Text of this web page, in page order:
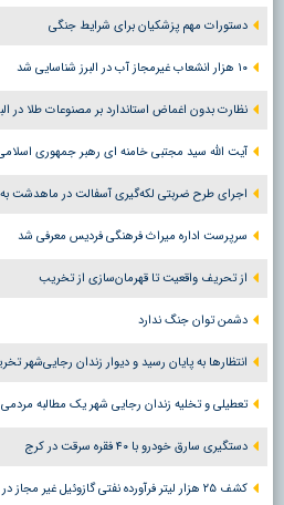
دستورات مهم پزشکیان برای شرایط جنگی
۱۰ هزار انشعاب غیرمجاز آب در البرز شناسایی شد
نظارت بدون اغماض استاندارد بر مصنوعات طلا در
آیت الله سید مجتبی خامنه ای رهبر جمهوری
اجرای طرح ضربتی لکه‌گیری آسفالت در ماهدشت به
سرپرست اداره میراث فرهنگی فردیس معرفی شد
از تحریف واقعیت تا قهرمان‌سازی از تخریب
دشمن توان جنگ ندارد
انتظارها به پایان رسید و دیوار زندان رجایی‌شهر
تعطیلی و تخلیه زندان رجایی شهر یک مطالبه مردمی
دستگیری سارق خودرو با ۴۰ فقره سرقت در کرج
کشف ۲۵ هزار لیتر فرآورده نفتی گازوئیل غیر مجاز در اشتهارد